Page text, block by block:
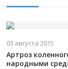
03 августа 2015
Артроз
народными